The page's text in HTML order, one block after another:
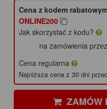
Cena z kodem
ONLINE200
Jak skorzystać z kodu?
na zamówienia
Cena regularna
Najniższa cena z 30 dni
ZAMÓW